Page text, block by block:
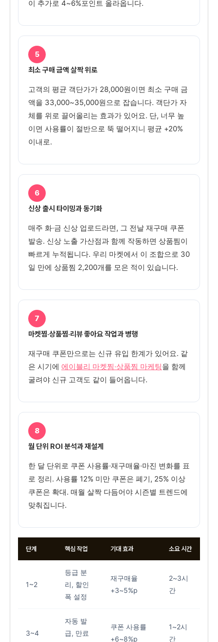
이 추가로 4~6%포인트 올라옵니다.
5
최소 구매 금액 살짝 위로
고객의 평균 객단가가 28,000원이면 최소 구매 금
액을 33,000~35,000원으로 잡습니다. 객단가 자
체를 위로 끌어올리는 효과가 있어요. 단, 너무 높
이면 사용률이 절반으로 뚝 떨어지니 평균 +20%
이내로.
6
신상 출시 타이밍과 동기화
매주 화·금 신상 업로드라면, 그 전날 재구매 쿠폰
발송. 신상 노출 가산점과 함께 작동하면 상품찜이
빠르게 누적됩니다. 우리 마켓에서 이 조합으로 30
일 만에 상품찜 2,200개를 모은 적이 있습니다.
7
마켓찜·상품찜·리뷰 좋아요 작업과 병행
재구매 쿠폰만으로는 신규 유입 한계가 있어요. 같
은 시기에 에이블리 마켓찜·상품찜 마케팅을 함께
굴려야 신규 고객도 같이 들어옵니다.
8
월 단위 ROI 분석과 재설계
한 달 단위로 쿠폰 사용률·재구매율·마진 변화를 표
로 정리. 사용률 12% 미만 쿠폰은 폐기, 25% 이상
쿠폰은 확대. 매월 살짝 다듬어야 시즌별 트렌드에
맞춰집니다.
단계 핵심 작업 기대 효과 소요 시간
1~2
등급 분
리, 할인
폭 설정
재구매율
+3~5%p
2~3시
간
3~4
자동 발
급, 만료
쿠폰 사용률
+6~8%p
1~2시
간